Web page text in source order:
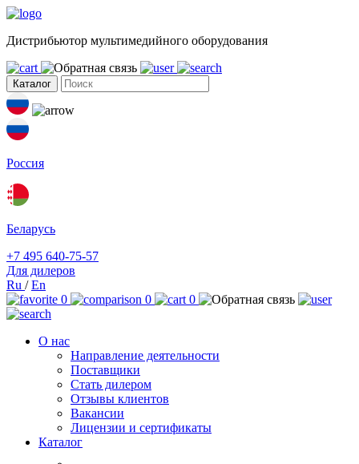
Дистрибьютор мультимедийного оборудования
Каталог
Россия
Беларусь
+7 495 640-75-57
Для дилеров
Ru /En
0
0 0
О нас
Направление деятельности
Поставщики
Стать дилером
Отзывы клиентов
Вакансии
Лицензии и сертификаты
Каталог